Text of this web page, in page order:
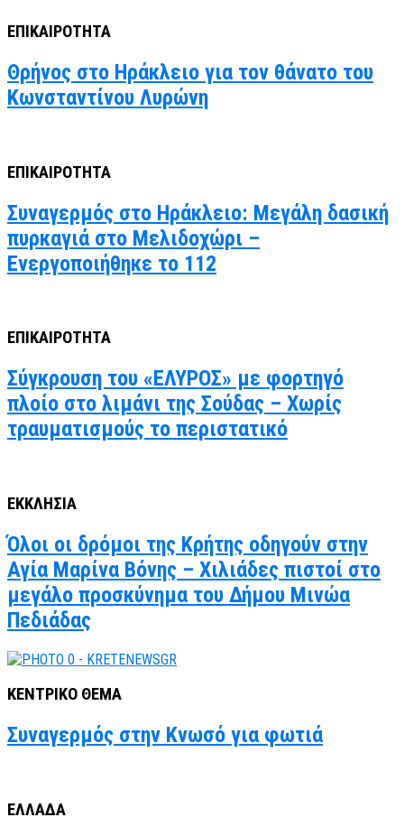
ΕΠΙΚΑΙΡΟΤΗΤΑ
Θρήνος στο Ηράκλειο για τον θάνατο του
Κωνσταντίνου Λυρώνη
ΕΠΙΚΑΙΡΟΤΗΤΑ
Συναγερμός στο Ηράκλειο: Μεγάλη δασική
πυρκαγιά στο Μελιδοχώρι –
Ενεργοποιήθηκε το 112
ΕΠΙΚΑΙΡΟΤΗΤΑ
Σύγκρουση του «ΕΛΥΡΟΣ» με φορτηγό
πλοίο στο λιμάνι της Σούδας – Χωρίς
τραυματισμούς το περιστατικό
ΕΚΚΛΗΣΙΑ
Όλοι οι δρόμοι της Κρήτης οδηγούν στην
Αγία Μαρίνα Βόνης – Χιλιάδες πιστοί στο
μεγάλο προσκύνημα του Δήμου Μινώα
Πεδιάδας
ΚΕΝΤΡΙΚΟ ΘΕΜΑ
Συναγερμός στην Κνωσό για φωτιά
ΕΛΛΑΔΑ